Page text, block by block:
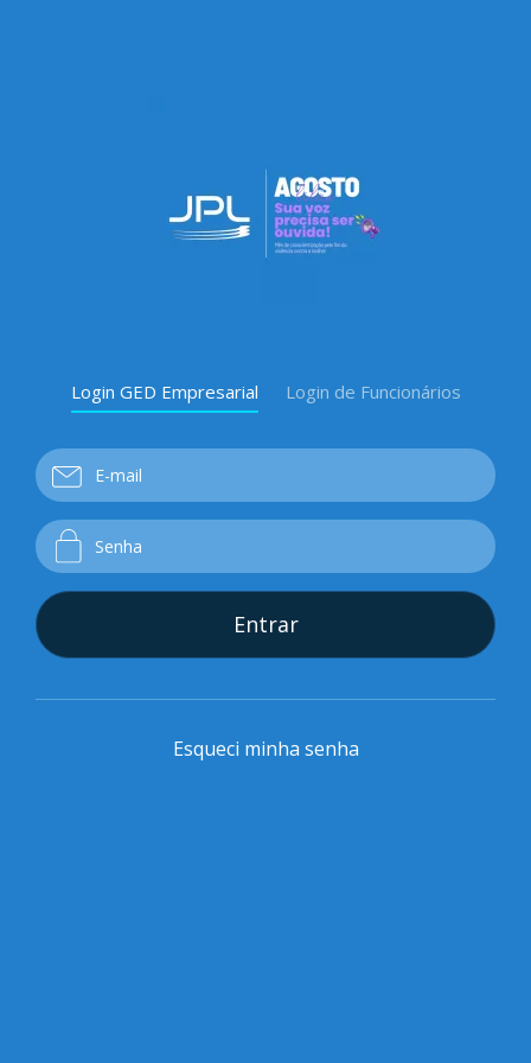
Login GED Empresarial Login de Funcionários
Entrar
Esqueci minha senha